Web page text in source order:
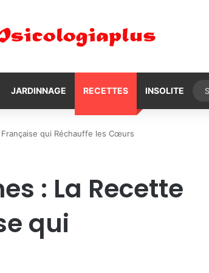
JARDINNAGE RECETTES INSOLITE
qui Réchauffe les Cœurs
: La Recette
qui